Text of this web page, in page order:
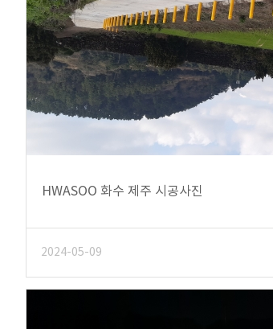
HWASOO 화수 제주 시공사진
2024-05-09